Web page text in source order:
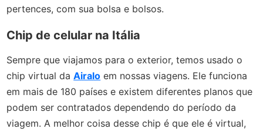
pertences, com sua bolsa e bolsos.
Chip de celular na Itália
Sempre que viajamos para o exterior, temos usado o
chip virtual daAiralo em nossas viagens. Ele funciona
em mais de 180 países e existem diferentes planos que
podem ser contratados dependendo do período da
viagem. A melhor coisa desse chip é que ele é virtual,